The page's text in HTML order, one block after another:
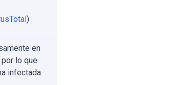
)
en
lo que
infectada.